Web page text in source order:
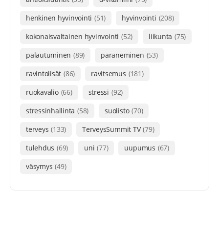
henkinen hyvinvointi (51) hyvinvointi (208)
kokonaisvaltainen hyvinvointi (52) liikunta (75)
palautuminen (89) paraneminen (53)
ravintolisät (86) ravitsemus (181)
ruokavalio (66) stressi (92)
stressinhallinta (58) suolisto (70)
terveys (133) TerveysSummit TV (79)
tulehdus (69) uni (77) uupumus (67)
väsymys (49)